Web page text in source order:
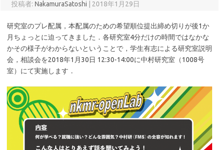
投稿者: NakamuraSatoshi 2018年1月29日
研究室のプレ配属，本配属のための希望順位提出締め切りが後1か
月ちょっとに迫ってきました．各研究室4分だけの時間ではなかな
かその様子がわからないということで，学生有志による研究室説明
会，相談会を2018年1月30日 12:30-14:00に中村研究室（1008号
室）にて実施します．